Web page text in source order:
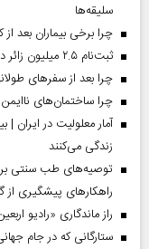
سلیقه‌ها
چرا برخی بیماران بعد از
ثبت‌نام ۲.۵ میلیون زائر در سماح | عبور ۱.۷ میلیون نفر از مرز‌های اربعین
چرا بعد از سفرهای
چرا ساختمان‌های
زندگی می‌کنند
توصیه‌های طب سنتی
راهکارهای پیشگیری از
راز ماندگاری «رادیو
ستارگانی که در جام جهانی ۲۰۲۶ بازی